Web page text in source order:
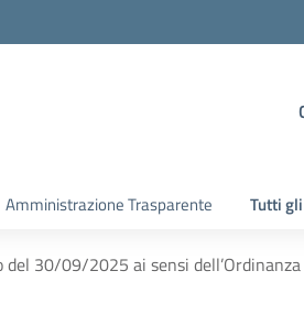
Amministrazione Trasparente Tutti
30/09/2025 ai sensi dell’Ordinanza